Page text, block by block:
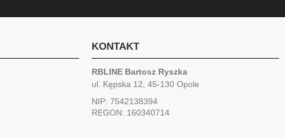
KONTAKT
RBLINE Bartosz Ryszka
ul. Kępska 12, 45-130 Opole
NIP: 7542138394
REGON: 160340714